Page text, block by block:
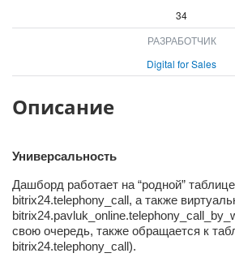
34
РАЗРАБОТЧИК
Digital for Sales
Описание
Универсальность
Дашборд работает на “родной”
bitrix24.telephony_call, а также
свою очередь, также обращается к
bitrix24.telephony_call).